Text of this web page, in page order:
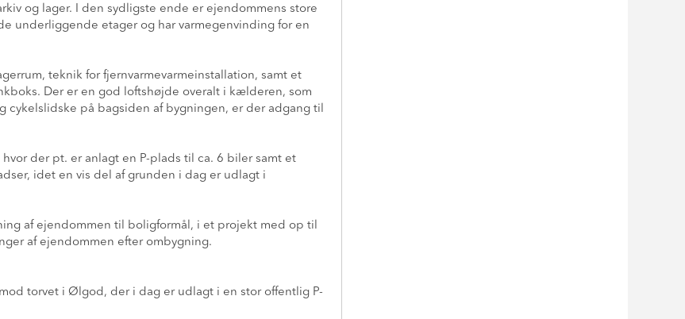
og lager. I den sydligste ende er ejendommens store
underliggende etager og har varmegenvinding for en
teknik for fjernvarmevarmeinstallation, samt et
Der er en god loftshøjde overalt i kælderen, som
på bagsiden af bygningen, er der adgang til
der pt. er anlagt en P-plads til ca. 6 biler samt et
idet en vis del af grunden i dag er udlagt i
af ejendommen til boligformål, i et projekt med op til
af ejendommen efter ombygning.
torvet i Ølgod, der i dag er udlagt i en stor offentlig P-